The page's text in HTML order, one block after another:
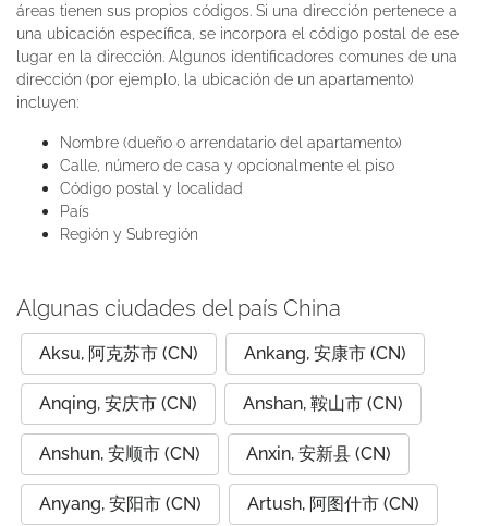
áreas tienen sus propios códigos. Si una dirección pertenece a
una ubicación específica, se incorpora el código postal de ese
lugar en la dirección. Algunos identificadores comunes de una
dirección (por ejemplo, la ubicación de un apartamento)
incluyen:
Nombre (dueño o arrendatario del apartamento)
Calle, número de casa y opcionalmente el piso
Código postal y localidad
País
Región y Subregión
Algunas ciudades del país China
Aksu, 阿克苏市 (CN) Ankang, 安康市 (CN)
Anqing, 安庆市 (CN) Anshan, 鞍山市 (CN)
Anshun, 安顺市 (CN) Anxin, 安新县 (CN)
Anyang, 安阳市 (CN) Artush, 阿图什市 (CN)